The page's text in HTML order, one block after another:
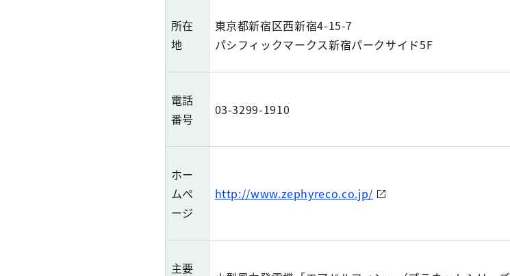
所在
地
東京都新宿区西新宿4-15-7
パシフィックマークス新宿パークサイド5F
電話
番号
03-3299-1910
ホー
ムペ
ージ
http://www.zephyreco.co.jp/
主要